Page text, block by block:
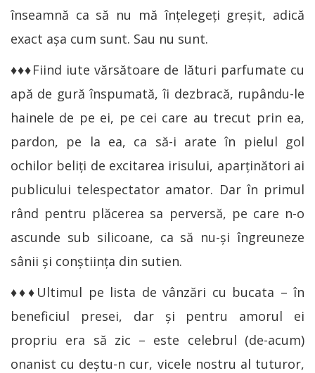
înseamnă ca să nu mă înțelegeți greșit, adică
exact așa cum sunt. Sau nu sunt.
♦♦♦Fiind iute vărsătoare de lături parfumate cu
apă de gură înspumată, îi dezbracă, rupându-le
hainele de pe ei, pe cei care au trecut prin ea,
pardon, pe la ea, ca să-i arate în pielul gol
ochilor beliți de excitarea irisului, aparținători ai
publicului telespectator amator. Dar în primul
rând pentru plăcerea sa perversă, pe care n-o
ascunde sub silicoane, ca să nu-și îngreuneze
sânii și conștiința din sutien.
♦♦♦Ultimul pe lista de vânzări cu bucata – în
beneficiul presei, dar și pentru amorul ei
propriu era să zic – este celebrul (de-acum)
onanist cu deștu-n cur, vicele nostru al tuturor,